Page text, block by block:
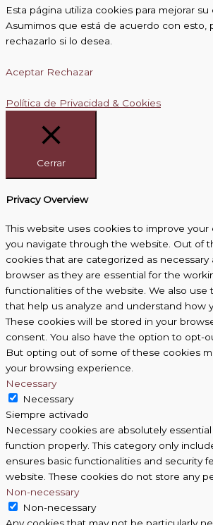
Esta página utiliza cookies para mejorar su
Asumimos que está de acuerdo con esto,
rechazarlo si lo desea.
Aceptar Rechazar
Política de Privacidad & Cookies
Cerrar
Privacy Overview
This website uses cookies to improve
you navigate through the website. Out of
cookies that are categorized as
browser as they are essential for the
functionalities of the website. We also use
that help us analyze and understand how
These cookies will be stored in your
consent. You also have the option to opt-
But opting out of some of these cookies
your browsing experience.
Necessary
Necessary
Siempre activado
Necessary cookies are absolutely
function properly. This category only
ensures basic functionalities and security
website. These cookies do not store any
Non-necessary
Non-necessary
Any cookies that may not be particularly